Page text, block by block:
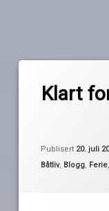
Klart
Publisert 20. juli
Kategorier:
Båtliv, Blogg, Ferie,
vær
Rogaland
Sørlandet